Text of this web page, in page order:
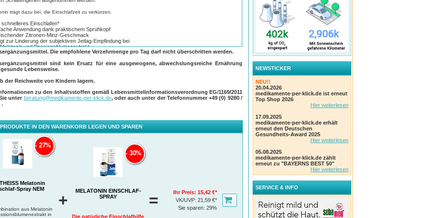
trägt dazu bei, die Einschlafzeit zu verkürzen.
schnelleres Einschlafen*
Anwendung dank praktischem Sprühkopf
Zitronen-Minz-Geschmack
zur Linderung der subjektiven Jetlag-Empfindung bei
und Passionsblumenextrakt
ca. 30 Minuten vor dem Schlafengehen direkt in den Mund sprühen (2 Sprühstöße = 1 mg
wird.
1 Sprühstoß vor dem Schlafengehen direkt in den Mund sprühen. Die positive Wirkung stellt
wenn am ersten Reisetag kurz vor dem Schlafengehen sowie an den ersten Tagen nach Ankunft
mindestens 0,5 mg Melatonin (=1 Sprühstoß) aufgenommen wird. Bitte halten Sie den
übermäßigem Verzehr abführend wirken. Schwangeren, Stillenden, bei Langzeiteinnahme sowie
die Medikamente einnehmen, empfehlen wir vor dem Verzehr die Rücksprache mit dem
nur vor dem Schlafengehen und nicht vor dem Bedienen von Maschinen oder dem
Nicht zusammen mit Alkohol einnehmen.
Verzehr durch Erwachsene bestimmt.
Die empfohlene Verzehrmenge pro Tag darf nicht überschritten werden.
sind kein Ersatz für eine ausgewogene, abwechslungsreiche Ernährung
Lebensweise.
der Reichweite von Kindern lagern.
zu den Inhaltsstoffen gemäß Lebensmittelinformationsverordnung EG/1169/2011
unter beratung@medikamente-per-klick.de, oder auch unter der Telefonnummer+49 (0) 9280 /
.
IN DEN WARENKORB LEGEN UND SPAREN
Melatonin
Spray NEM
aus Melatonin
in
27%
+
MELATONIN EINSCHLAF-
SPRAY
Die natürliche Einschlafhilfe
30%
= Ihr Preis:15,42 €*
VK/UVP:21,59 €*
Sie sparen:29%
NEWSTICKER
NEU!!
20.04.2026
medikamente-per-klick.de ist erneut
Top Shop 2026
Hier weiterlesen
17.09.2025
medikamente-per-klick.de erhält
erneut den Deutschen
Gesundheits-Award 2025
Hier weiterlesen
05.08.2025
medikamente-per-klick.de zählt
erneut zu "BAYERNS BEST 50"
Hier weiterlesen
SERVICE & INFO